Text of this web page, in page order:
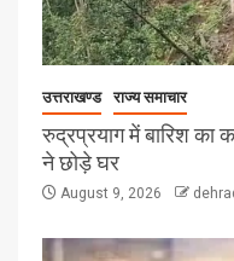
उत्तराखण्ड राज्य समाचार
रुद्रप्रयाग में बारिश का
ने छोड़े घर
August 9, 2026